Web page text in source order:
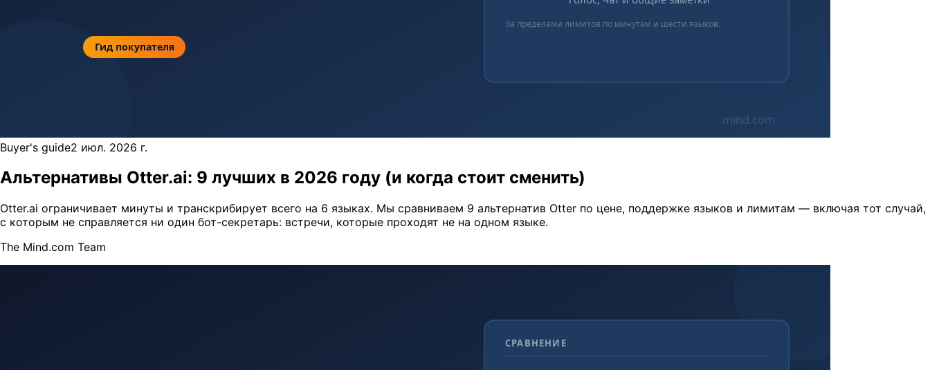
Buyer's guide2 июл. 2026 г.
Альтернативы Otter.ai: 9 лучших в 2026 году (и когда стоит сменить)
Otter.ai ограничивает минуты и транскрибирует всего на 6 языках. Мы сравниваем 9 альтернатив Otter по цене, поддержке языков и лимитам — включая тот случай,
с которым не справляется ни один бот-секретарь: встречи, которые проходят не на одном языке.
The Mind.com Team